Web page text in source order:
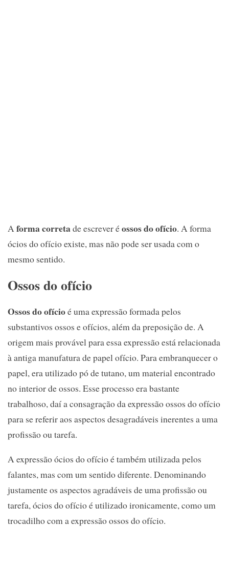
Aforma corretade escrever éossos do ofício. A forma
ócios do ofício existe, mas não pode ser usada com o
mesmo sentido.
Ossos do ofício
Ossos do ofícioé uma expressão formada pelos
substantivos ossos e ofícios, além da preposição de. A
origem mais provável para essa expressão está relacionada
à antiga manufatura de papel ofício. Para embranquecer o
papel, era utilizado pó de tutano, um material encontrado
no interior de ossos. Esse processo era bastante
trabalhoso, daí a consagração da expressão ossos do ofício
para se referir aos aspectos desagradáveis inerentes a uma
profissão ou tarefa.
A expressão ócios do ofício é também utilizada pelos
falantes, mas com um sentido diferente. Denominando
justamente os aspectos agradáveis de uma profissão ou
tarefa, ócios do ofício é utilizado ironicamente, como um
trocadilho com a expressão ossos do ofício.